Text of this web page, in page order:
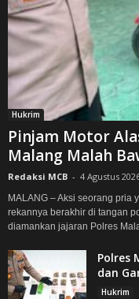
Hukrim
Pinjam Motor
Malang Malah
Redaksi MCB - 4 Agustus
MALANG – Aksi seorang pria
rekannya berakhir di tangan
diamankan jajaran Polres
Polres
dan
Hukrim